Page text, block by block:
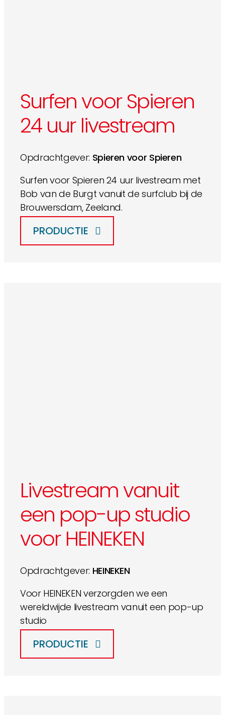
Surfen voor Spieren
24 uur livestream
Opdrachtgever: Spieren voor Spieren
Surfen voor Spieren 24 uur livestream met
Bob van de Burgt vanuit de surfclub bij de
Brouwersdam, Zeeland.
PRODUCTIE
Livestream vanuit
een pop-up studio
voor HEINEKEN
Opdrachtgever: HEINEKEN
Voor HEINEKEN verzorgden we een
wereldwijde livestream vanuit een pop-up
studio
PRODUCTIE